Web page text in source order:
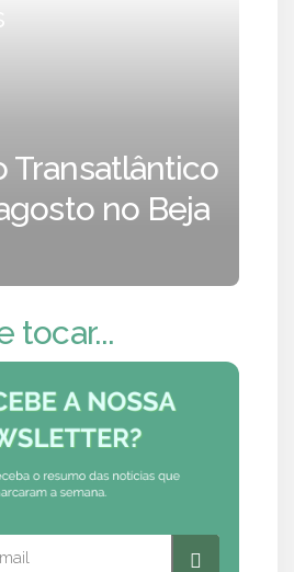
Transatlântico
no Beja
tocar...